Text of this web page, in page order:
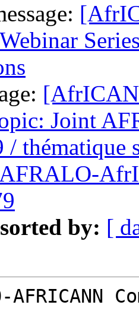
Joint
thématique
by: [
AFRICANN